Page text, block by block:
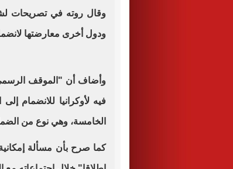
وقال روته في تصريحات
ودول أخرى معارضتها
فيه لأوكرانيا للانضمام
الخامسة، وهي نوع من
كما صرح بأن مسألة